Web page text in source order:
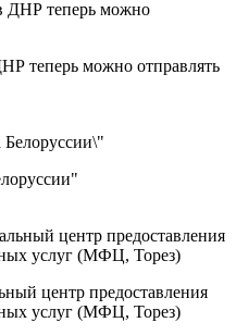
теперь можно отправлять
центр предоставления
услуг (МФЦ, Торез)